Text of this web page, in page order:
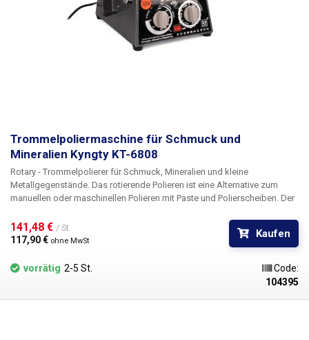
Halter verwendet werden, um ein Anbohren der Fliesen zu vermeiden.
Packungsinhalt.
Trommelpoliermaschine für Schmuck und
Mineralien Kyngty KT-6808
Rotary - Trommelpolierer für Schmuck, Mineralien und kleine
Metallgegenstände. Das rotierende Polieren ist eine Alternative zum
manuellen oder maschinellen Polieren mit Paste und Polierscheiben. Der
Massenpolierens von mehreren kleinen Gegenständen
, was nicht nur
Zeit, sondern auch den Verbrauch von Polierpasten und -scheiben spart.
zum Reinigen und Polieren von Schmuck,
Münzen, Mineralien, kleinen Metallteilen und Gegenständen
verwendet
Die Basis des Rotationspolierers ist eine durchsichtige Trommel, die
Weise an der Basis befestigt, so dass bei Überlastung der Trommel
141,48 € / St.
117,90 € ohne MwSt
Kaufen
vorrätig 2-5 St.
Code:
104395